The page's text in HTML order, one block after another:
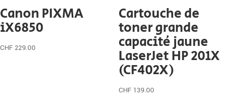
Canon PIXMA
iX6850
CHF 229.00
Cartouche de
toner grande
capacité jaune
LaserJet HP 201X
(CF402X)
CHF 139.00